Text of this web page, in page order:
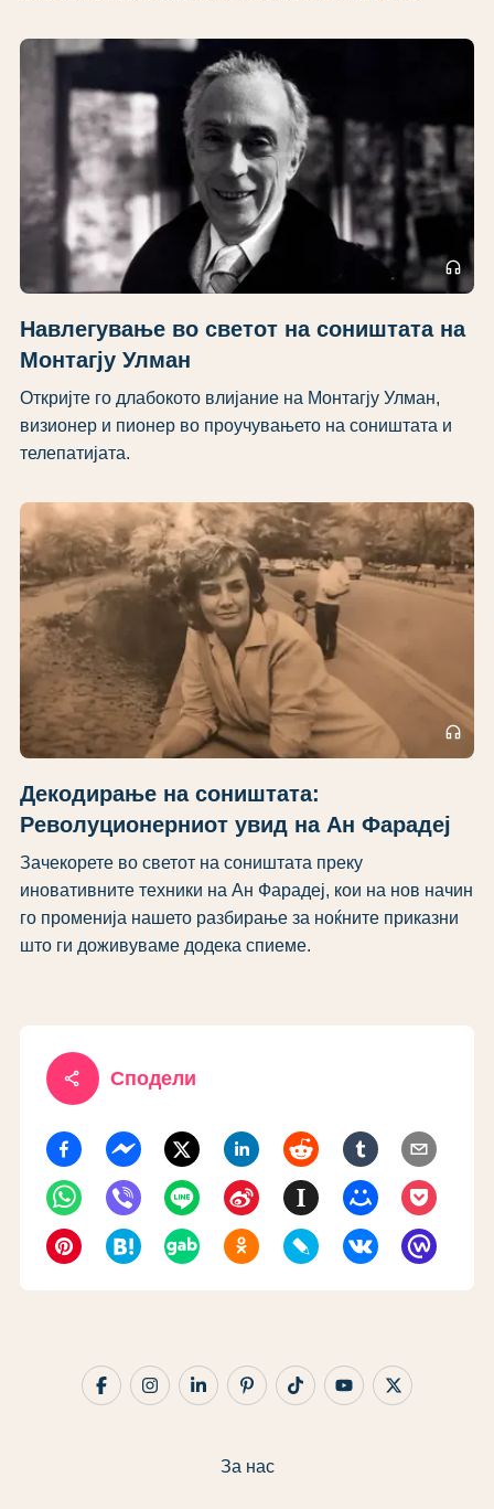
headphones
Навлегување во светот на соништата на
Монтагју Улман
Откријте го длабокото влијание на Монтагју Улман,
визионер и пионер во проучувањето на соништата и
телепатијата.
headphones
Декодирање на соништата:
Револуционерниот увид на Ан Фарадеј
Зачекорете во светот на соништата преку
иновативните техники на Ан Фарадеј, кои на нов начин
го променија нашето разбирање за ноќните приказни
што ги доживуваме додека спиеме.
share Сподели
За нас